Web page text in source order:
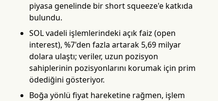
piyasa genelinde bir short squeeze'e katkıda
bulundu.
SOL vadeli işlemlerindeki açık faiz (open
interest), %7'den fazla artarak 5,69 milyar
dolara ulaştı; veriler, uzun pozisyon
sahiplerinin pozisyonlarını korumak için prim
ödediğini gösteriyor.
Boğa yönlü fiyat hareketine rağmen, işlem